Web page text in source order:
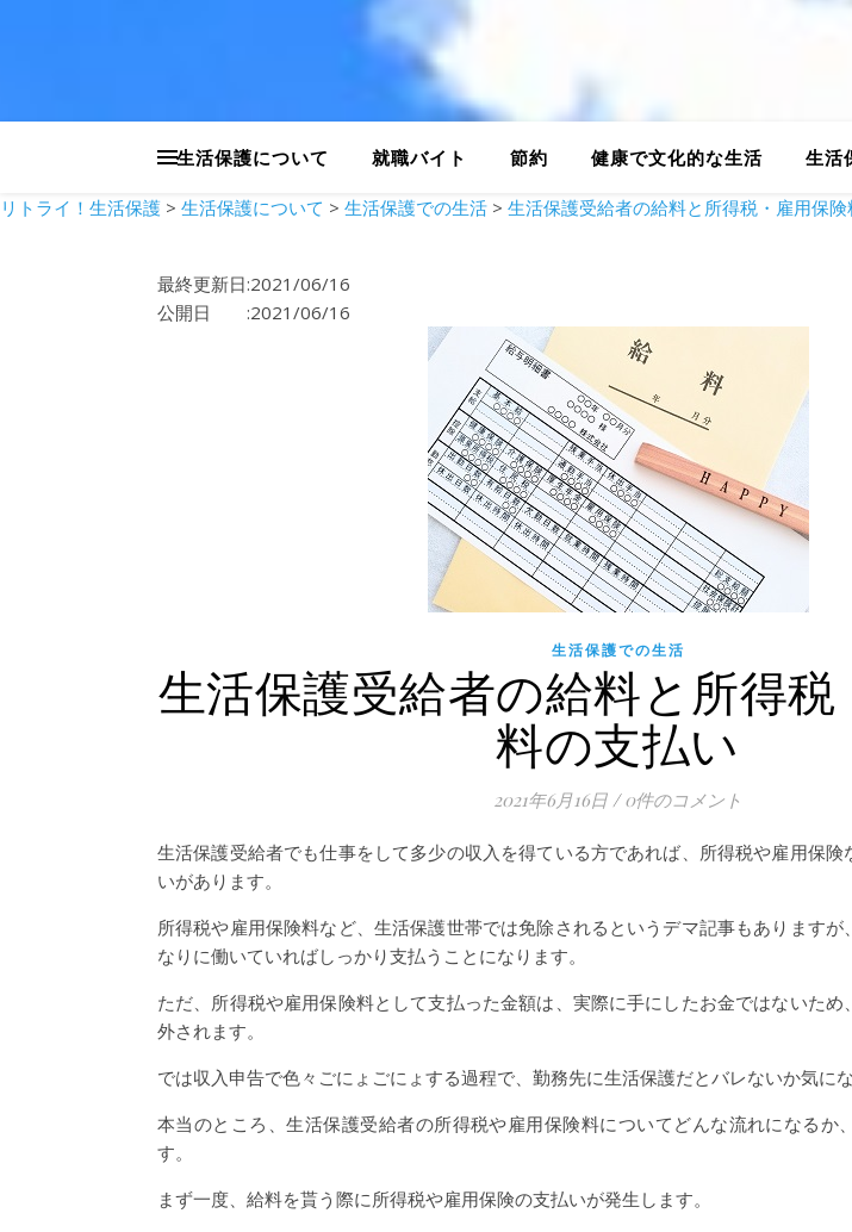
生活保護について 就職バイト 節約 健康で文化的な生活 生活
リトライ！生活保護 > 生活保護について > 生活保護での生活 > 生活保護受給者の給料と所得税・雇用保
最終更新日:2021/06/16
公開日 :2021/06/16
生活保護での生活
生活保護受給者の給料と所得
料の支払い
2021年6月16日 / 0件のコメント
生活保護受給者でも仕事をして多少の収入を得ている方であれば、所得税や雇用保
いがあります。
所得税や雇用保険料など、生活保護世帯では免除されるというデマ記事もあります
なりに働いていればしっかり支払うことになります。
ただ、所得税や雇用保険料として支払った金額は、実際に手にしたお金ではないた
外されます。
では収入申告で色々ごにょごにょする過程で、勤務先に生活保護だとバレないか気に
本当のところ、生活保護受給者の所得税や雇用保険料についてどんな流れになるか
す。
まず一度、給料を貰う際に所得税や雇用保険の支払いが発生します。